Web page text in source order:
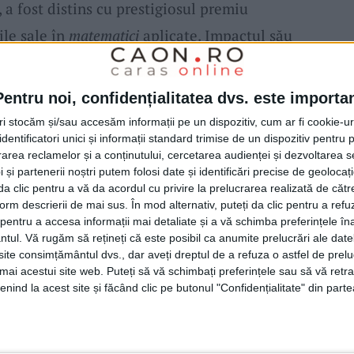
noi, confidențialitatea dvs. este
stocăm și/sau accesăm informații pe un dispozitiv, cum ar fi cookie-
unici și informații standard trimise de un dispozitiv pentru
reclamelor și a conținutului, cercetarea audienței și dezvoltarea
și partenerii noștri putem folosi date și identificări precise de
clic pentru a vă da acordul cu privire la prelucrarea realizată de
descrierii de mai sus. În mod alternativ, puteți da clic pentru a
a accesa informații mai detaliate și a vă schimba preferințele
Vă rugăm să rețineți că este posibil ca anumite prelucrări ale
consimțământul dvs., dar aveți dreptul de a refuza o astfel de
acestui site web. Puteți să vă schimbați preferințele sau să vă
la acest site și făcând clic pe butonul "Confidențialitate" din
fost distins cu prestigiosul premiu
sale în matematiciaplicate. Impactul său
sa, Societatea Americană de
Foiaș
în Teoria Operatorilor.“,
Ocean nu puteau rămâne fără ecou.
Județean Caraș-Severin, a completat
„Matematicianul Ciprian Foiaş, post –
de cetățean de onoare al județului Caraș-
aceea, eram prefect al județului nostru.
și pentru corpul profesoral de la noi din
importanța intelectualilor